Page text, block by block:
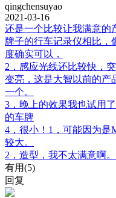
qingchensuyao
2021-03-16
还是一个比较让我满意的
牌子的行车记录仪相比，
度确实可以，
2，感应光线还比较快，
变亮，这是大智以前的产
一个。
3，晚上的效果我也试用
的车牌
4，很小！1，可能因为
较大。
2，造型，我不太满意啊。
有用(5)
回复